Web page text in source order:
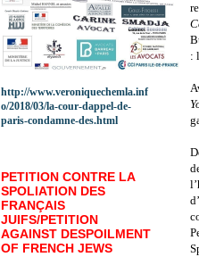
:
http://www.veroniquechemla.inf
o/2018/03/la-cour-dappel-de-
paris-condamne-des.html
PETITION CONTRE LA
SPOLIATION DES
FRANÇAIS
JUIFS/PETITION
AGAINST DESPOILMENT
OF FRENCH JEWS